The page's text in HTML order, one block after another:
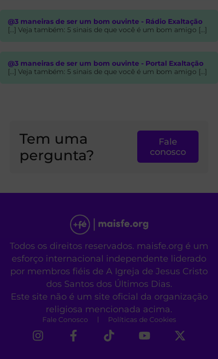
@3 maneiras de ser um bom ouvinte - Rádio Exaltação
[…] Veja também: 5 sinais de que você é um bom amigo […]
@3 maneiras de ser um bom ouvinte - Portal Exaltação
[…] Veja também: 5 sinais de que você é um bom amigo […]
Tem uma
pergunta?
Fale
conosco
Todos os direitos reservados. maisfe.org é um
esforço internacional independente liderado
por membros fiéis de A Igreja de Jesus Cristo
dos Santos dos Últimos Dias.
Este site não é um site oficial da organização
religiosa mencionada acima.
Fale Conosco Políticas de Cookies